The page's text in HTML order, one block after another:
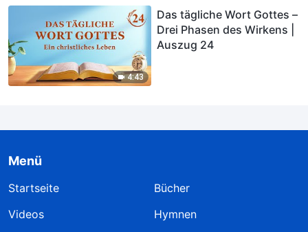
4:43
Das tägliche Wort Gottes –
Drei Phasen des Wirkens |
Auszug 24
Menü
Startseite
Bücher
Videos
Hymnen